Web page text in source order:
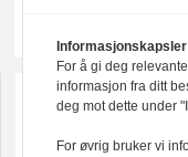
For å gi deg
informasjon fra ditt
deg mot dette under
For øvrig bruker vi